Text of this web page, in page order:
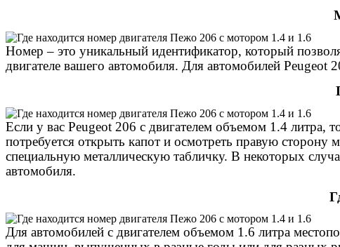
Номер – это уникальный идентификатор, который
двигателе вашего автомобиля. Для автомобилей
Если у вас Peugeot 206 с двигателем объемом 1.4 литра,
потребуется открыть капот и осмотреть правую
специальную металлическую табличку. В некоторых
автомобиля.
Для автомобилей с двигателем объемом 1.6 литра